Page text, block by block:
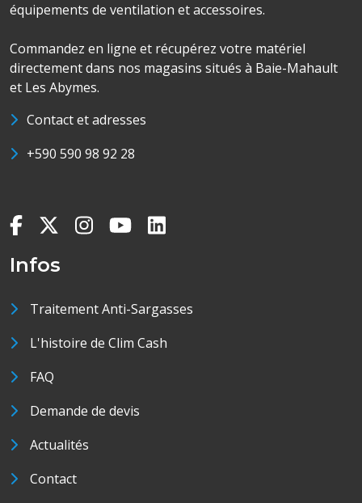
équipements de ventilation et accessoires.
Commandez en ligne et récupérez votre matériel
directement dans nos magasins situés à Baie-Mahault
et Les Abymes.
Contact et adresses
+590 590 98 92 28
Infos
Traitement Anti-Sargasses
L'histoire de Clim Cash
FAQ
Demande de devis
Actualités
Contact